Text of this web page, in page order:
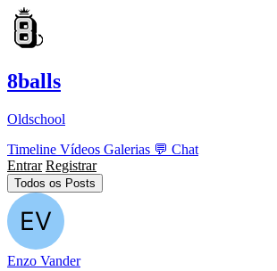
8balls
Oldschool
Timeline Vídeos Galerias 💬 Chat
Entrar Registrar
Todos os Posts
Enzo Vander